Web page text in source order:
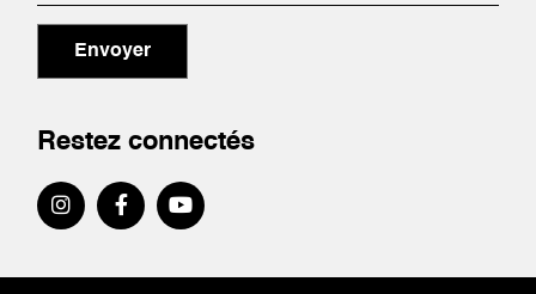
Envoyer
Restez connectés